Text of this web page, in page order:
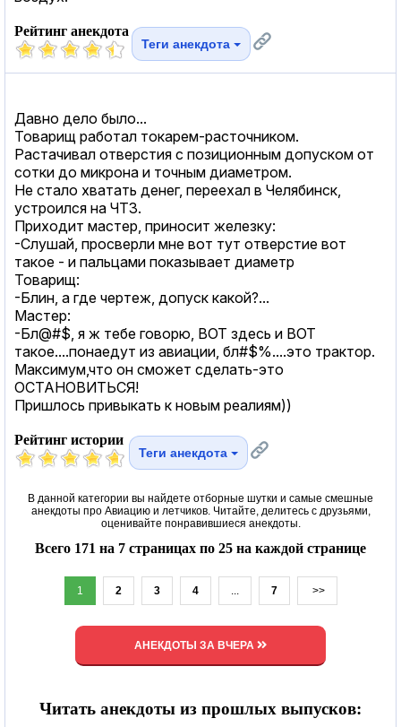
Рейтинг анекдота
Теги анекдота
Давно дело было...
Товарищ работал токарем-расточником.
Растачивал отверстия с позиционным допуском от
сотки до микрона и точным диаметром.
Не стало хватать денег, переехал в Челябинск,
устроился на ЧТЗ.
Приходит мастер, приносит железку:
-Слушай, просверли мне вот тут отверстие вот
такое - и пальцами показывает диаметр
Товарищ:
-Блин, а где чертеж, допуск какой?...
Мастер:
-Бл@#$, я ж тебе говорю, ВОТ здесь и ВОТ
такое....понаедут из авиации, бл#$%....это трактор.
Максимум,что он сможет сделать-это
ОСТАНОВИТЬСЯ!
Пришлось привыкать к новым реалиям))
Рейтинг истории
Теги анекдота
В данной категории вы найдете отборные шутки и самые смешные
анекдоты про Авиацию и летчиков. Читайте, делитесь с друзьями,
оценивайте понравившиеся анекдоты.
Всего 171 на 7 страницах по 25 на каждой странице
1 2 3 4 ... 7 >>
АНЕКДОТЫ ЗА ВЧЕРА
Читать анекдоты из прошлых выпусков: